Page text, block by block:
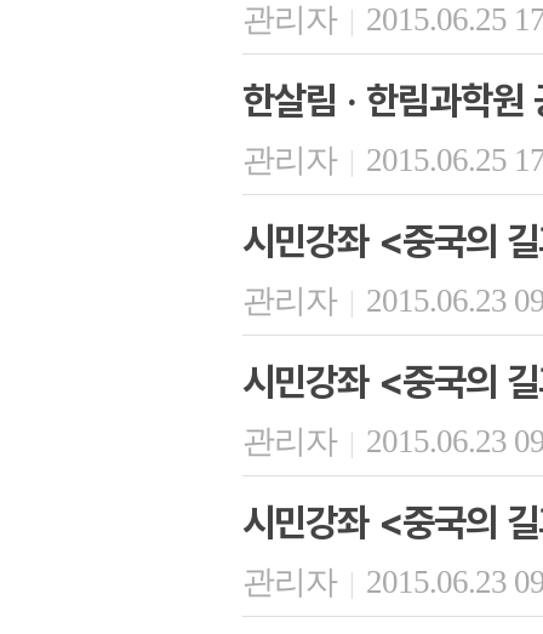
관리자 | 2015.06.25
한살림 · 한림과학원
관리자 | 2015.06.25
시민강좌 <중국의
관리자 | 2015.06.23
시민강좌 <중국의
관리자 | 2015.06.23
시민강좌 <중국의
관리자 | 2015.06.23